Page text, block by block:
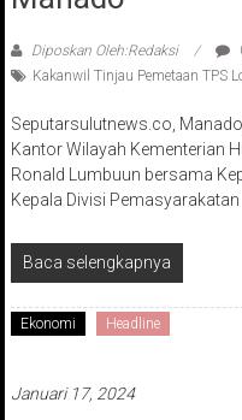
Diposkan Oleh:Redaksi
Kakanwil Tinjau Pemetaan TPS
Seputarsulutnews.co,
Kantor Wilayah Kementerian
Ronald Lumbuun bersama
Kepala Divisi Pemasyarakatan
Baca selengkapnya
Ekonomi Headline
Januari 17, 2024